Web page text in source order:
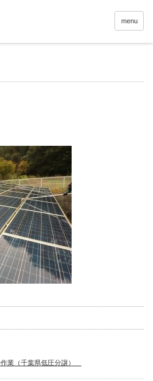
menu
業（千葉県低圧分譲）